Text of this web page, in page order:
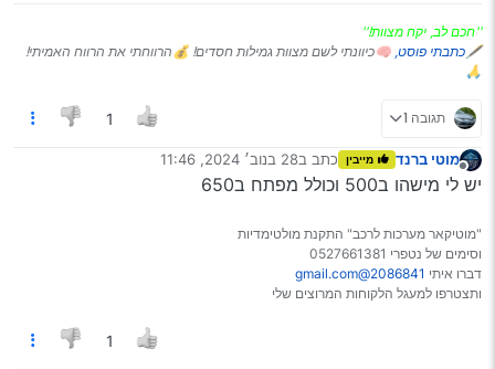
@שלמה כתב ב מפתח לאוריס
מנסה לשאול את שלומי מאלעד, הוא
בשיטה עושה זאת בזול תבדוק איתו אם הוא עושה זאת
@נייטרון-חפשיכתב במפתח לאוריס
יקר וכאן בארץ אין להשיג גולם לא מקורי.
אז שוב
''חכם לב, יקח מצוות!''
🖋 כתבתי פוסט, 🧠כיוונתי לשם מצוות גמילות חסדים! 💰הרווחתי את הרווח האמיתי!
🙏
תגובה 1 1
מנותק
מוטי ברנד מייבין כתב ב28 בנוב׳ 2024, 11:46
נערך לאחרונה על ידי
יש לי מישהו ב500 וכולל מפתח ב650
"מוטיקאר מערכות לרכב" התקנת מולטימדיות
וסימים של נטפרי 0527661381
דברו איתי 2086841@gmail.com
ותצטרפו למעגל הלקוחות המרוצים שלי
1